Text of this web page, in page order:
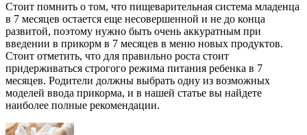
Стоит помнить о том, что пищеварительная система младенца
в 7 месяцев остается еще несовершенной и не до конца
развитой, поэтому нужно быть очень аккуратным при
введении в прикорм в 7 месяцев в меню новых продуктов.
Стоит отметить, что для правильно роста стоит
придерживаться строгого режима питания ребенка в 7
месяцев. Родители должны выбрать одну из возможных
моделей ввода прикорма, и в нашей статье вы найдете
наиболее полные рекомендации.